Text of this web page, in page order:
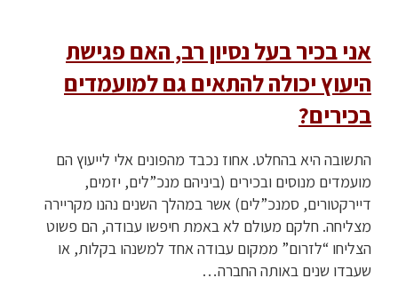
אני בכיר בעל נסיון רב, האם פגישת
היעוץ יכולה להתאים גם למועמדים
בכירים?
התשובה היא בהחלט. אחוז נכבד מהפונים אלי לייעוץ הם
מועמדים מנוסים ובכירים (ביניהם מנכ”לים, יזמים,
דיירקטורים, סמנכ”לים) אשר במהלך השנים נהנו מקריירה
מצליחה. חלקם מעולם לא באמת חיפשו עבודה, הם פשוט
הצליחו “לזרום” ממקום עבודה אחד למשנהו בקלות, או
שעבדו שנים באותה החברה…